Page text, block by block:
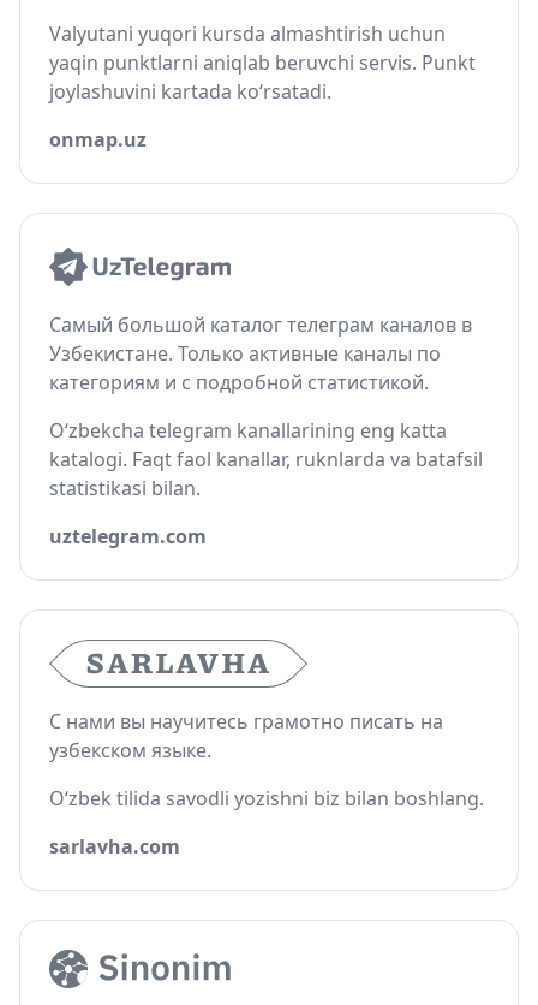
Valyutani yuqori kursda almashtirish uchun
yaqin punktlarni aniqlab beruvchi servis. Punkt
joylashuvini kartada ko‘rsatadi.
onmap.uz
Самый большой каталог телеграм каналов в
Узбекистане. Только активные каналы по
категориям и с подробной статистикой.
O‘zbekcha telegram kanallarining eng katta
katalogi. Faqt faol kanallar, ruknlarda va batafsil
statistikasi bilan.
uztelegram.com
С нами вы научитесь грамотно писать на
узбекском языке.
O‘zbek tilida savodli yozishni biz bilan boshlang.
sarlavha.com